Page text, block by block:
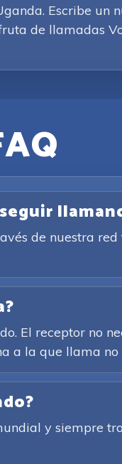
Escribe un
de llamadas
de nuestra
El receptor no
a la que llama no
y siempre